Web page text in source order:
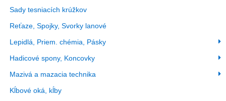
Sady tesniacích krúžkov
Reťaze, Spojky, Svorky lanové
Lepidlá, Priem. chémia, Pásky
Hadicové spony, Koncovky
Mazivá a mazacia technika
Kĺbové oká, kĺby